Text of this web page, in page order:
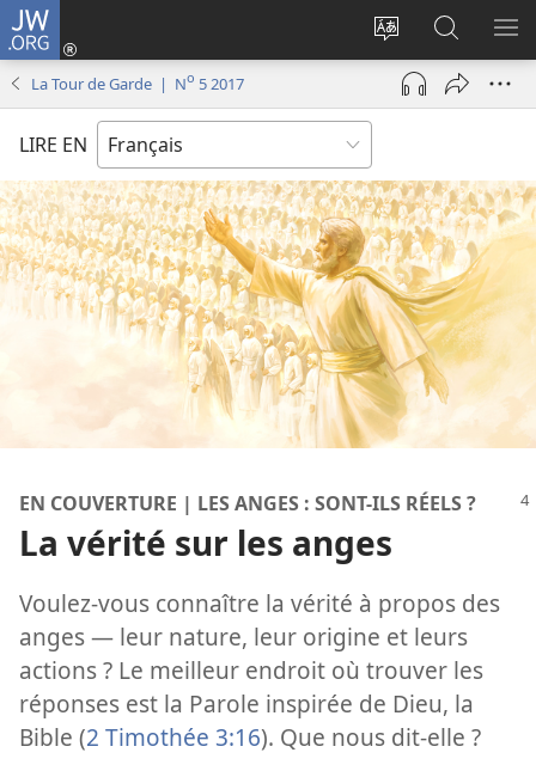
JW.ORG
Changer
langue
Se
connecter
(ouvre
nouvelle
sur
JW.ORG
La Tour de Garde | No 5 2017
LIRE EN
EN COUVERTURE | LES ANGES : SONT-​ILS RÉELS ?
La vérité sur les anges
Voulez-​vous connaître la vérité à propos des
anges — leur nature, leur origine et leurs
actions ? Le meilleur endroit où trouver les
réponses est la Parole inspirée de Dieu, la
Bible (2 Timothée 3:16). Que nous dit-​elle ?